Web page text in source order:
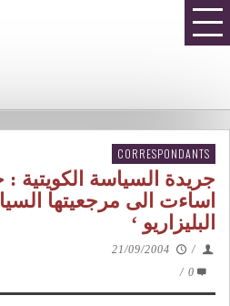
CORRESPONDANTS
جريدة السياسة الكويتية :
اساءت الى مرجعيتها
البليزاريو ‘
/
21/09/2004
0
/